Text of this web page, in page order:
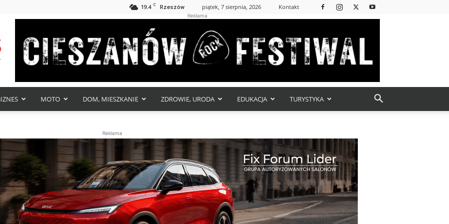
19.4 C Rzeszów piątek, 7 sierpnia, 2026 Kontakt
Reklama
MOTO DOM, MIESZKANIE ZDROWIE, URODA EDUKACJA TURYSTYKA
Reklama